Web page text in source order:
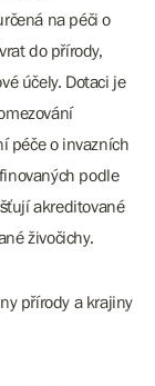
na péči o
do přírody,
účely. Dotaci je
péče o invazních
podle
akreditované
živočichy.
přírody a krajiny